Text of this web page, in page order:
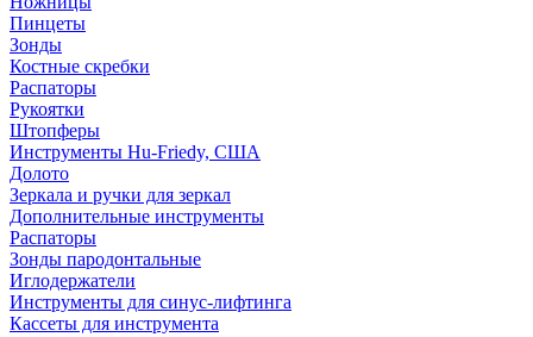
Пинцеты
Зонды
Костные скребки
Распаторы
Рукоятки
Штопферы
Инструменты Hu-Friedy, США
Долото
Зеркала и ручки для зеркал
Дополнительные инструменты
Распаторы
Зонды пародонтальные
Иглодержатели
Инструменты для синус-лифтинга
Кассеты для инструмента